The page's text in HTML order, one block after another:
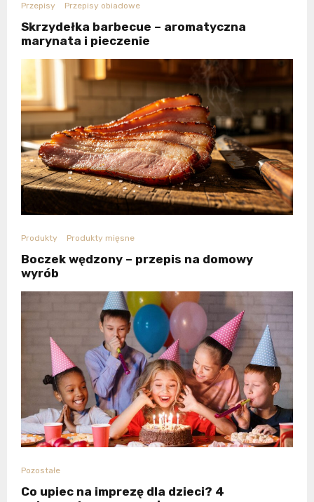
Przepisy Przepisy obiadowe
Skrzydełka barbecue – aromatyczna
marynata i pieczenie
Produkty Produkty mięsne
Boczek wędzony – przepis na domowy
wyrób
Pozostałe
Co upiec na imprezę dla dzieci? 4